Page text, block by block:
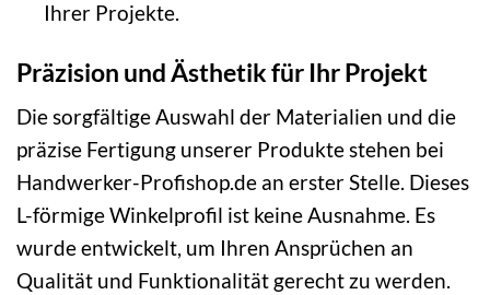
Ihrer Projekte.
Präzision und Ästhetik für Ihr Projekt
Die sorgfältige Auswahl der Materialien und die
präzise Fertigung unserer Produkte stehen bei
Handwerker-Profishop.de an erster Stelle. Dieses
L-förmige Winkelprofil ist keine Ausnahme. Es
wurde entwickelt, um Ihren Ansprüchen an
Qualität und Funktionalität gerecht zu werden.